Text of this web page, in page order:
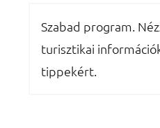
Szabad program.
turisztikai
tippekért.